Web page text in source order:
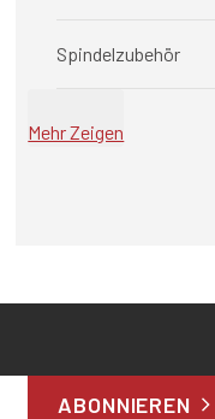
Spindelzubehör
Mehr Zeigen
ABONNIEREN